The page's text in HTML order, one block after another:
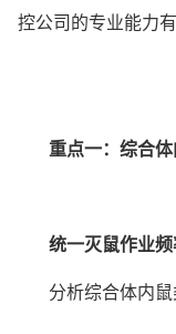
控公司的专业能力
重点一：综合
统一灭鼠作业
分析综合体内